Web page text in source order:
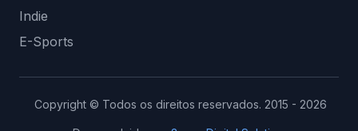
Indie
E-Sports
Copyright © Todos os direitos reservados. 2015 - 2026